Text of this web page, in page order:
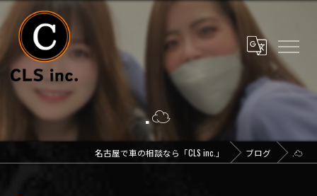
.☁️
名古屋で車の相談なら「CLS inc.」 ブログ .☁️